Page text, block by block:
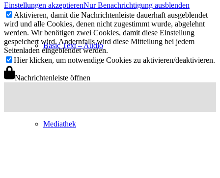
Basic Text – Audio
Mediathek
Einstellungen akzeptierenNur Benachrichtigung ausblenden
Aktivieren, damit die Nachrichtenleiste dauerhaft ausgeblendet
wird und alle Cookies, denen nicht zugestimmt wurde, abgelehnt
werden. Wir benötigen zwei Cookies, damit diese Einstellung
gespeichert wird. Andernfalls wird diese Mitteilung bei jedem
Seitenladen eingeblendet werden.
Hier klicken, um notwendige Cookies zu aktivieren/deaktivieren.
Nachrichtenleiste öffnen